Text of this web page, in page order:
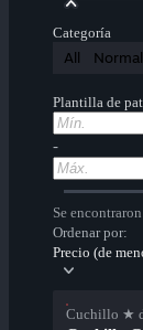
Categoría
All Normal
Plantilla de
-
Se
Ordenar por:
Precio (de
Cuchillo ★